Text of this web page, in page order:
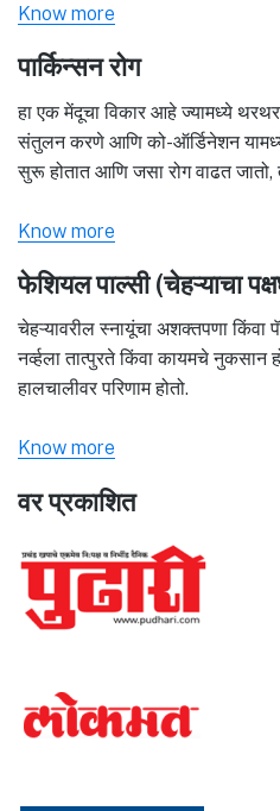
Know more
पार्किन्सन रोग
हा एक मेंदूचा विकार आहे ज्यामध्ये
संतुलन करणे आणि को-ऑर्डिनेशन
सुरू होतात आणि जसा रोग वाढत जातो,
Know more
फेशियल पाल्सी (चेहऱ्याचा
चेहऱ्यावरील स्नायूंचा अशक्तपणा किंवा
नर्व्हला तात्पुरते किंवा कायमचे नुकसान
हालचालीवर परिणाम होतो.
Know more
वर प्रकाशित